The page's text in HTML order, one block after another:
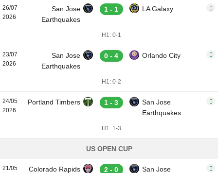
26/07
2026
San Jose
Earthquakes
1 - 1 LA Galaxy
H1: 0-1
23/07
2026
San Jose
Earthquakes
0 - 4 Orlando City
H1: 0-2
24/05
2026
Portland Timbers 1 - 3
San Jose
Earthquakes
H1: 1-3
US OPEN CUP
21/05
Colorado Rapids 2 - 0
San Jose